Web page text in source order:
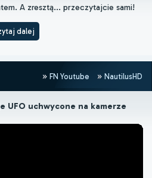
A zresztą... przeczytajcie sami!
dalej
FN Youtube NautilusHD
UFO uchwycone na kamerze